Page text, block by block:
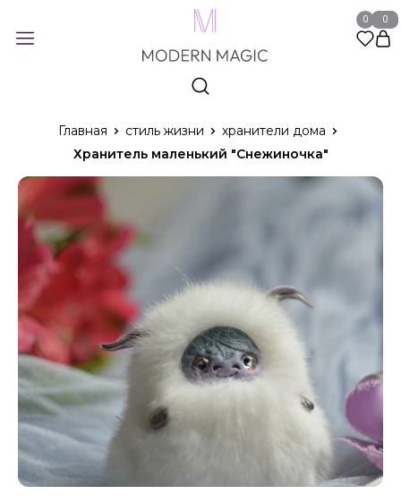
0 0
Главная стиль жизни
хранители дома
Хранитель маленький "Снежиночка"